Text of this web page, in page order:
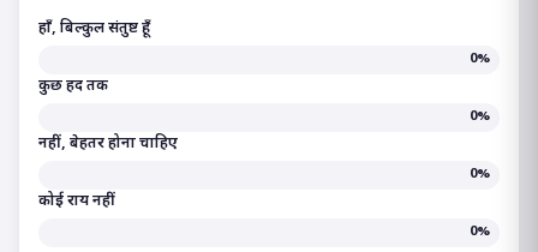
हाँ, बिल्कुल संतुष्ट हूँ
0%
कुछ हद तक
0%
नहीं, बेहतर होना चाहिए
0%
कोई राय नहीं
0%